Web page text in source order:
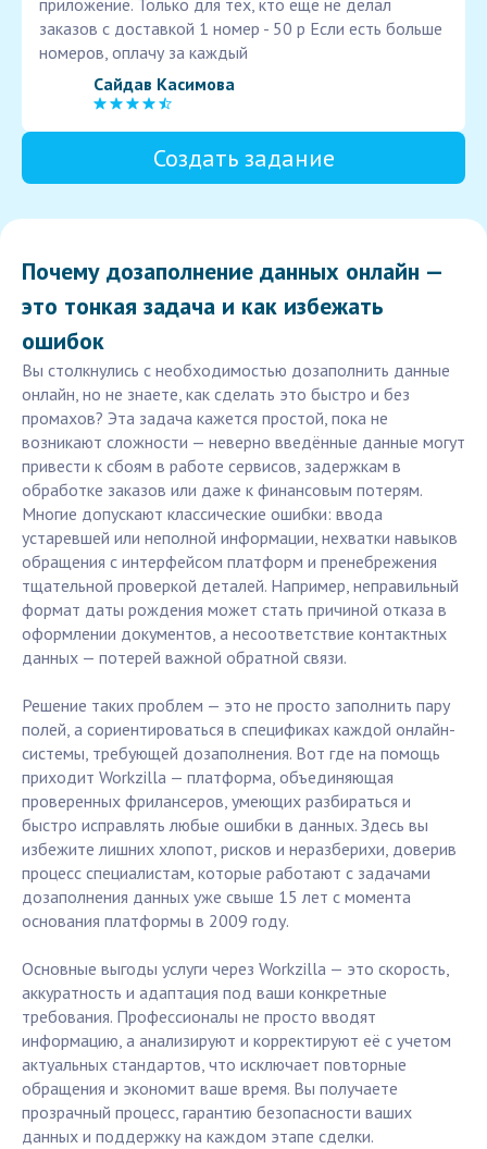
приложение. Только для тех, кто еще не делал
заказов с доставкой 1 номер - 50 р Если есть больше
номеров, оплачу за каждый
Сайдав Касимова
Создать задание
Почему дозаполнение данных онлайн —
это тонкая задача и как избежать
ошибок
Вы столкнулись с необходимостью дозаполнить данные
онлайн, но не знаете, как сделать это быстро и без
промахов? Эта задача кажется простой, пока не
возникают сложности — неверно введённые данные могут
привести к сбоям в работе сервисов, задержкам в
обработке заказов или даже к финансовым потерям.
Многие допускают классические ошибки: ввода
устаревшей или неполной информации, нехватки навыков
обращения с интерфейсом платформ и пренебрежения
тщательной проверкой деталей. Например, неправильный
формат даты рождения может стать причиной отказа в
оформлении документов, а несоответствие контактных
данных — потерей важной обратной связи.
Решение таких проблем — это не просто заполнить пару
полей, а сориентироваться в спецификах каждой онлайн-
системы, требующей дозаполнения. Вот где на помощь
приходит Workzilla — платформа, объединяющая
проверенных фрилансеров, умеющих разбираться и
быстро исправлять любые ошибки в данных. Здесь вы
избежите лишних хлопот, рисков и неразберихи, доверив
процесс специалистам, которые работают с задачами
дозаполнения данных уже свыше 15 лет с момента
основания платформы в 2009 году.
Основные выгоды услуги через Workzilla — это скорость,
аккуратность и адаптация под ваши конкретные
требования. Профессионалы не просто вводят
информацию, а анализируют и корректируют её с учетом
актуальных стандартов, что исключает повторные
обращения и экономит ваше время. Вы получаете
прозрачный процесс, гарантию безопасности ваших
данных и поддержку на каждом этапе сделки.